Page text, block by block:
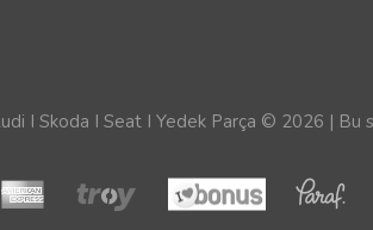
I Skoda I Seat I Yedek Parça © 2026 | Bu